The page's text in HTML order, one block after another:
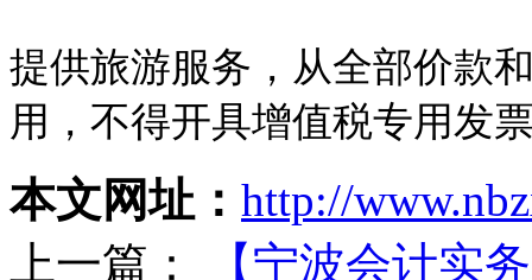
提供旅游服务，从全部价款
用，不得开具增值税专用发
本文网址： http://
上一篇：
【宁波会计实